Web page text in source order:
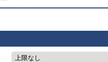
上限なし